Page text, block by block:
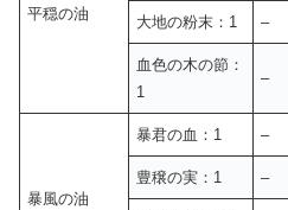
平穏の油 大地の粉末：1 –
血色の木の節：
1
–
暴風の油
暴君の血：1 –
豊穣の実：1 –